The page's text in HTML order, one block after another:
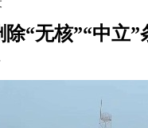
“无核”“中立”